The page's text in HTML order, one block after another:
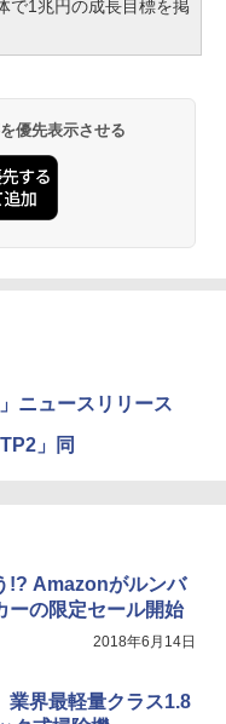
で1兆円の成長目標を掲
優先表示させる
ニュースリリース
」同
!? Amazonがルンバ
ーの限定セール開始
2018年6月14日
業界最軽量クラス1.8